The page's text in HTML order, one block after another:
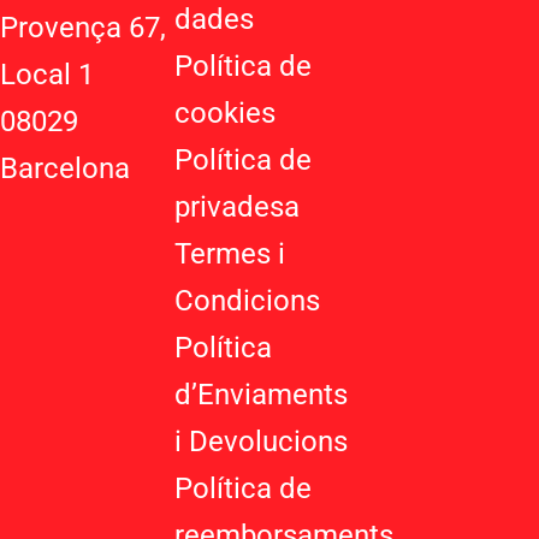
Provença 67,
Local 1
08029
Barcelona
dades
Política de
cookies
Política de
privadesa
Termes i
Condicions
Política
d’Enviaments
i Devolucions
Política de